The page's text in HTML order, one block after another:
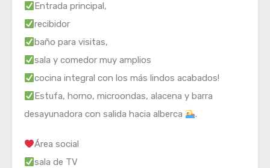
Entrada principal,
recibidor
baño para visitas,
sala y comedor muy amplios
cocina integral con los más lindos acabados!
Estufa, horno, microondas, alacena y barra
desayunadora con salida hacia alberca
.
Área social
sala de TV